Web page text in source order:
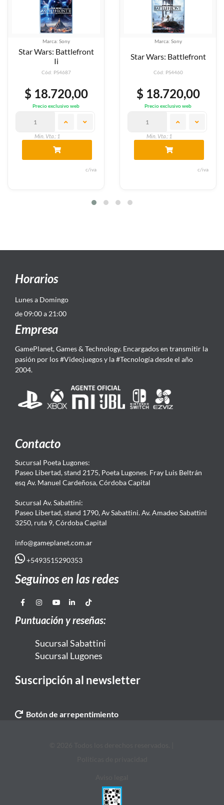
Marca: Sony
Star Wars: Battlefront
Cód: PS4460
$ 18.720,00
Precio exclusivo web
Min. Vta.: 1
Marca: Sony
Ii: Jedi Outcast
Cód: PS4462
$ 22.750,00
Precio exclusivo web
Min. Vta.: 1
Horarios
Lunes a Domingo
de 09:00 a 21:00
Empresa
GamePlanet, Games & Technology. Encargados en transmitir la
pasión por los #Videojuegos y la #Tecnología desde el año
2004.
Contacto
Sucursal Poeta Lugones:
Paseo Libertad, stand 2175, Poeta Lugones. Fray Luis Beltrán
esq Av. Manuel Cardeñosa, Córdoba Capital
Sucursal Av. Sabattini:
Paseo Libertad, stand 1790, Av Sabattini. Av. Amadeo Sabattini
3250, ruta 9, Córdoba Capital
info@gameplanet.com.ar
+5493515290353
Seguinos en las redes
Puntuación y reseñas:
Sucursal Sabattini
Sucursal Lugones
Suscripción al newsletter
Botón de arrepentimiento